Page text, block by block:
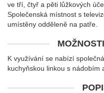
ve tří, čtyř a pěti lůžkových
Společenská místnost s
umístěny odděleně na patře.
K využívání se nabízí
kuchyňskou linkou s nádobím